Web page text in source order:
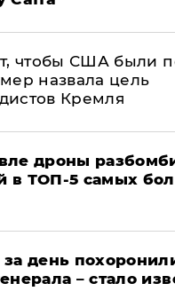
чтобы США были
назвала цель
Кремля
дроны
в ТОП-5 самых
день
– стало